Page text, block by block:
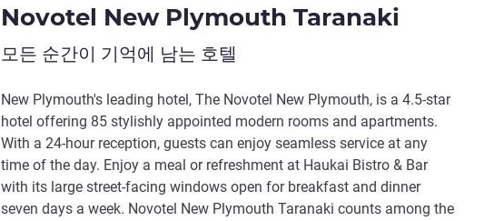
Novotel New Plymouth Taranaki
모든 순간이 기억에 남는 호텔
New Plymouth's leading hotel, The Novotel New Plymouth, is a 4.5-star
hotel offering 85 stylishly appointed modern rooms and apartments.
With a 24-hour reception, guests can enjoy seamless service at any
time of the day. Enjoy a meal or refreshment at Haukai Bistro & Bar
with its large street-facing windows open for breakfast and dinner
seven days a week. Novotel New Plymouth Taranaki counts among the